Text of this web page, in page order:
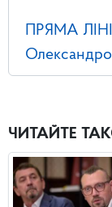
ПРЯМА
ЧИТАЙТЕ